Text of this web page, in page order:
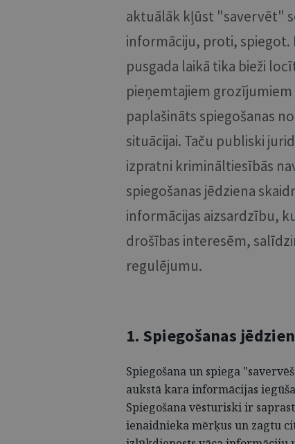
aktuālāk kļūst "savervēt"
informāciju, proti, spiegot.
pusgada laikā tika bieži
pieņemtajiem
paplašināts spiegošanas
situācijai. Taču publiski
izpratni krimināltiesībās
spiegošanas jēdziena
informācijas aizsardzību,
drošības interesēm,
regulējumu.
1. Spiegošanas
Spiegošana un spiega
aukstā kara informācijas
Spiegošana vēsturiski ir
ienaidnieka mērķus un zagtu